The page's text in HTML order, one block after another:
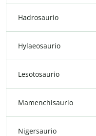
Hadrosaurio
Hylaeosaurio
Lesotosaurio
Mamenchisaurio
Nigersaurio